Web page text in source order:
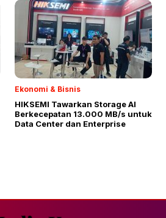
Ekonomi & Bisnis
HIKSEMI Tawarkan Storage AI
Berkecepatan 13.000 MB/s untuk
Data Center dan Enterprise